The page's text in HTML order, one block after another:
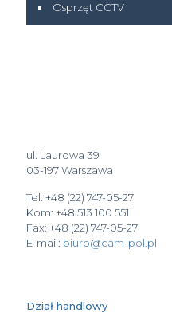
Osprzęt CCTV
ul. Laurowa 39
03-197 Warszawa
Tel: +48 (22) 747-05-27
Kom: +48 513 100 551
Fax: +48 (22) 747-05-27
E-mail: biuro@cam-pol.pl
Dział handlowy